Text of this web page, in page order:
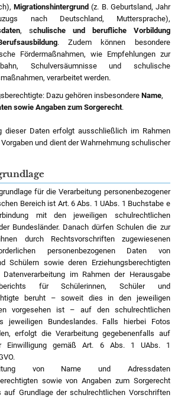
Migrationshintergrund (z. B. Geburtsland, Jahr
nach Deutschland, Muttersprache),
, schulische und berufliche Vorbildung
.Zudem können besondere
Fördermaßnahmen, wie Empfehlungen zur
Schulversäumnisse und schulische
verarbeitet werden.
Dazu gehören insbesondereName,
sowie Angaben zum Sorgerecht.
dieser Daten erfolgt ausschließlich im Rahmen
und dient der Wahrnehmung schulischer
für die Verarbeitung personenbezogener
Bereich ist Art. 6 Abs. 1 UAbs. 1 Buchstabe e
mit den jeweiligen schulrechtlichen
Bundesländer. Danach dürfen Schulen die zur
durch Rechtsvorschriften zugewiesenen
personenbezogenen Daten von
Schülern sowie deren Erziehungsberechtigten
Datenverarbeitung im Rahmen der Herausgabe
für Schülerinnen, Schüler und
beruht – soweit dies in den jeweiligen
vorgesehen ist – auf den schulrechtlichen
jeweiligen Bundeslandes. Falls hierbei Fotos
erfolgt die Verarbeitung gegebenenfalls auf
Einwilligung gemäß Art. 6 Abs. 1 UAbs. 1
von Name und Adressdaten
sowie von Angaben zum Sorgerecht
auf Grundlage der schulrechtlichen Vorschriften